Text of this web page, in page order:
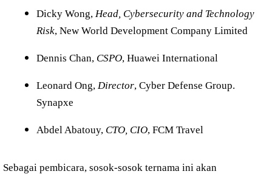
Dicky Wong, Head, Cybersecurity and Technology
Risk, New World Development Company Limited
Dennis Chan, CSPO, Huawei International
Leonard Ong, Director, Cyber Defense Group.
Synapxe
Abdel Abatouy, CTO, CIO, FCM Travel
Sebagai pembicara, sosok-sosok ternama ini akan